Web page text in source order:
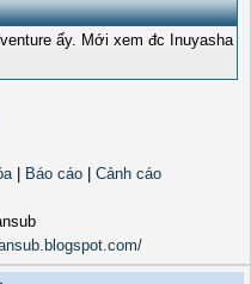
ấy. Mới xem đc Inuyasha
| Báo cáo
Cảnh cáo